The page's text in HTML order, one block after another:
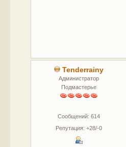
Tenderrainy
Администратор
Подмастерье
Сообщений: 614
Репутация: +28/-0